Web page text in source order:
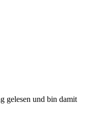
gelesen und bin damit